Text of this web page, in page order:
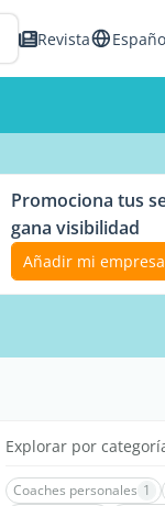
Revista
Promociona tus
gana visibilidad
Añadir mi empresa
Explorar por
Coaches personales 1